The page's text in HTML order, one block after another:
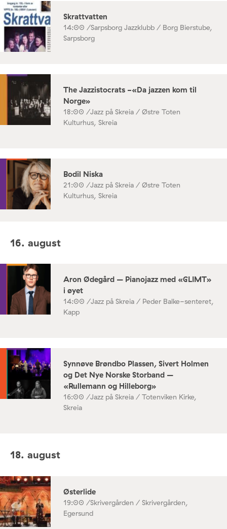
Skrattvatten
14:00 /Sarpsborg Jazzklubb / Borg Bierstube,
Sarpsborg
The Jazzistocrats -«Da jazzen kom til
Norge»
18:00 /Jazz på Skreia / Østre Toten
Kulturhus, Skreia
Bodil Niska
21:00 /Jazz på Skreia / Østre Toten
Kulturhus, Skreia
16. august
Aron Ødegård – Pianojazz med «GLIMT»
i øyet
14:00 /Jazz på Skreia / Peder Balke-senteret,
Kapp
Synnøve Brøndbo Plassen, Sivert Holmen
og Det Nye Norske Storband –
«Rullemann og Hilleborg»
16:00 /Jazz på Skreia / Totenviken Kirke,
Skreia
18. august
Østerlide
19:00 /Skrivergården / Skrivergården,
Egersund